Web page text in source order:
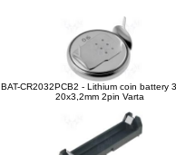
BAT-CR2032PCB2 - Lithium coin battery
20x3,2mm 2pin Varta